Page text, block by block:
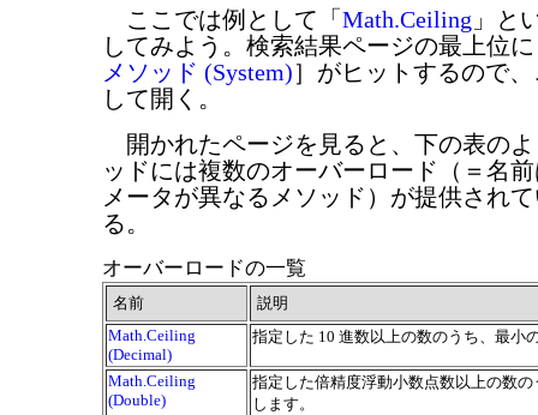
ここでは例として「Math.Ceiling 」と
してみよう。検索結果ページの最上位
メソッド (System)］がヒットするので
して開く。
開かれたページを見ると、下の表の
ッドには複数のオーバーロード（＝名
メータが異なるメソッド）が提供され
る。
オーバーロードの一覧
名前
説明
Math.Ceiling
(Decimal)
指定した 10 進数以上の数のうち、最小
Math.Ceiling
(Double)
指定した倍精度浮動小数点数以上の数
します。